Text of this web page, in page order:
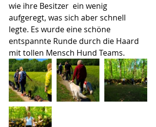
wie ihre Besitzer  ein wenig
aufgeregt, was sich aber schnell
legte. Es wurde eine schöne
entspannte Runde durch die Haard
mit tollen Mensch Hund Teams.